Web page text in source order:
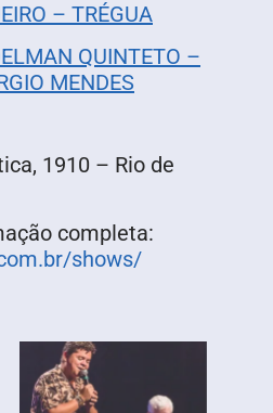
– TRÉGUA
QUINTETO –
MENDES
1910 – Rio de
completa:
shows/